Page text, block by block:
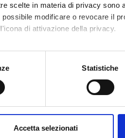
scelte in materia di privacy sono
modificare o revocare il
di attivazione della privacy.
geografica, con
dalla Dichiarazione sui
Statistiche
Accetta selezionati